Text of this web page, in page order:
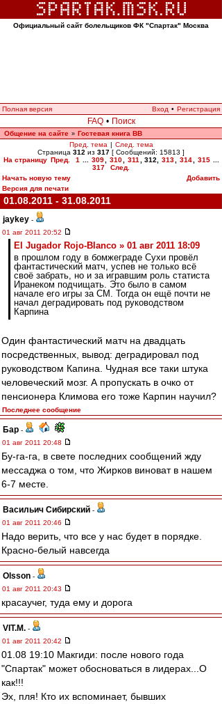
Официальный сайт болельщиков ФК "Спартак" Москва
Полная версия Вход • Регистрация
FAQ • Поиск
Общение на сайте » Гостевая книга ВВ
Пред. тема | След. тема
Страница 312 из 317 [ Сообщений: 15813 ]
На страницу Пред. 1 309 310 311 312 313 314 315
317
След.
Начать новую тему
Добавить
Версия для печати
01.08.2011 - 31.08.2011
jaykey -
01 авг 2011 20:52
El Jugador Rojo-Blanco » 01 авг 2011 18:09
в прошлом году в бомжеграде Сухи провёл
фантастический матч, успев не только всё
своё забрать, но и за игравшим роль статиста
Иранеком подчищать. Это было в самом
начале его игры за СМ. Тогда он ещё почти не
начал деградировать под руководством
Карпина
Один фантастический матч на двадцать
посредственных, вывод: деградировал под
руководством Капина. Чудная все таки штука
человеческий мозг. А пропускать в очко от
пенсионера Климова его тоже Карпин научил?
Последнее сообщение
Бар -
01 авг 2011 20:48
Бу-га-га, в свете последних сообщений жду
мессаджа о том, что Жирков виноват в нашем
6-7 месте.
Васильич Сибирский -
01 авг 2011 20:46
Надо верить, что все у нас будет в порядке.
Красно-белый навсегда
Olsson -
01 авг 2011 20:43
красаучег, туда ему и дорога
VIT.M. -
01 авг 2011 20:42
01.08 19:10 Макгиди: после нового года
"Спартак" может обосноваться в лидерах...О
как!!!
Эх, пля! Кто их вспоминает, бывших